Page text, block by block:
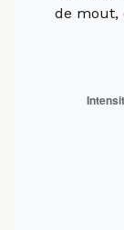
de mout,